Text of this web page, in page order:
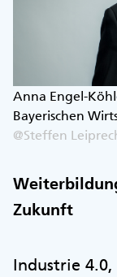
Anna Engel-
Bayerischen
@Steffen
Zukunft
Industrie